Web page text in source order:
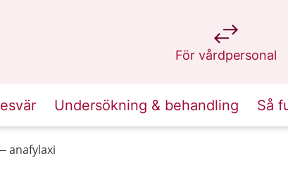
För vårdpersonal
på 1177.se
Undersökning & behandling Så
anafylaxi